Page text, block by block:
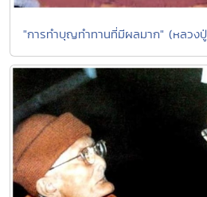
"การทำบุญทำทานที่มีผลมาก" (หลวง